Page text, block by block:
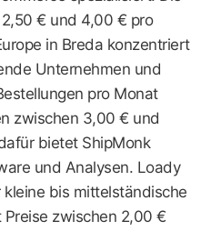
€ und 4,00 € pro
in Breda konzentriert
Unternehmen und
pro Monat
zwischen 3,00 € und
bietet ShipMonk
und Analysen. Loady
bis mittelständische
zwischen 2,00 €